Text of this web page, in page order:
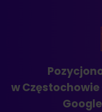
w